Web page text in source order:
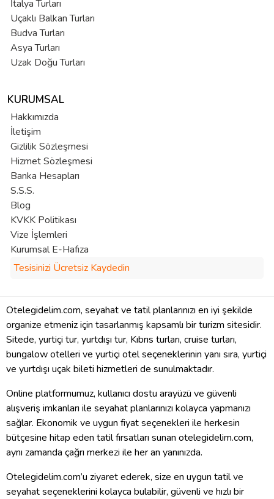
İtalya Turları
Uçaklı Balkan Turları
Budva Turları
Asya Turları
Uzak Doğu Turları
KURUMSAL
Hakkımızda
İletişim
Gizlilik Sözleşmesi
Hizmet Sözleşmesi
Banka Hesapları
S.S.S.
Blog
KVKK Politikası
Vize İşlemleri
Kurumsal E-Hafıza
Tesisinizi Ücretsiz Kaydedin
Otelegidelim.com, seyahat ve tatil planlarınızı en iyi şekilde
organize etmeniz için tasarlanmış kapsamlı bir turizm sitesidir.
Sitede, yurtiçi tur, yurtdışı tur, Kıbrıs turları, cruise turları,
bungalow otelleri ve yurtiçi otel seçeneklerinin yanı sıra, yurtiçi
ve yurtdışı uçak bileti hizmetleri de sunulmaktadır.
Online platformumuz, kullanıcı dostu arayüzü ve güvenli
alışveriş imkanları ile seyahat planlarınızı kolayca yapmanızı
sağlar. Ekonomik ve uygun fiyat seçenekleri ile herkesin
bütçesine hitap eden tatil fırsatları sunan otelegidelim.com,
aynı zamanda çağrı merkezi ile her an yanınızda.
Otelegidelim.com’u ziyaret ederek, size en uygun tatil ve
seyahat seçeneklerini kolayca bulabilir, güvenli ve hızlı bir